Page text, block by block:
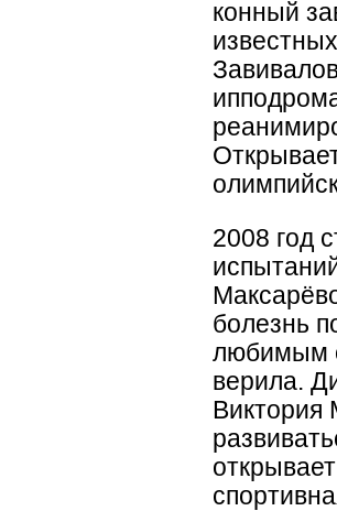
конный
2008 год
болезнь
любимым
верила.
Виктория